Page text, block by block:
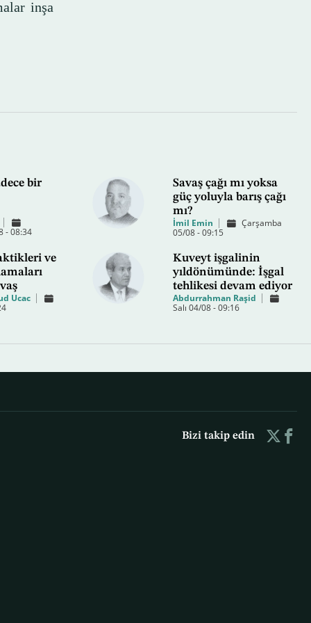
inşa
bir
- 08:34
Savaş çağı mı yoksa
güç yoluyla barış çağı
mı?
İmil Emin
Çarşamba
05/08 - 09:15
ve
Ucac
Kuveyt işgalinin
yıldönümünde: İşgal
tehlikesi devam ediyor
Abdurrahman Raşid
Salı 04/08 - 09:16
Bizi takip edin